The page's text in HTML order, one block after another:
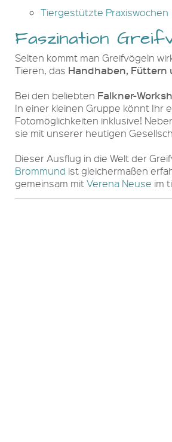
Tiergestützte Praxiswochen
Faszination
Selten kommt man Greifvögeln
Tieren, das Handhaben, Füttern
Bei den beliebten Falkner-
In einer kleinen Gruppe könnt Ihr
Fotomöglichkeiten inklusive!
sie mit unserer heutigen
Dieser Ausflug in die Welt der
Brommund ist gleichermaßen
gemeinsam mitVerena Neuse im